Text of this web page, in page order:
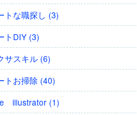
トな職探し (3)
トDIY (3)
サスキル (6)
トお掃除 (40)
illustrator (1)